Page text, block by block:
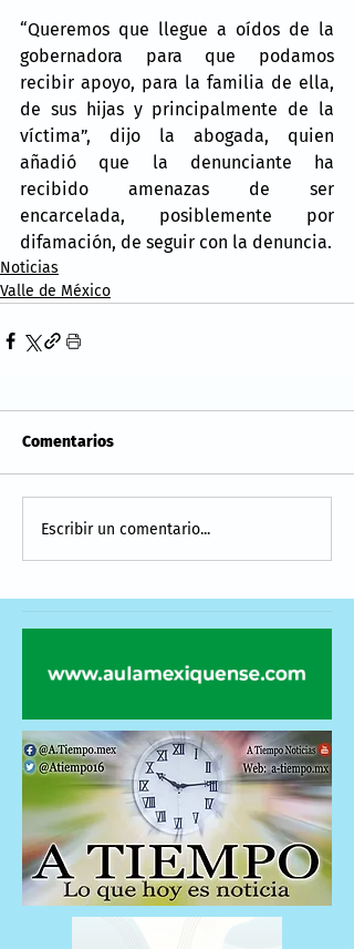
“Queremos que llegue a oídos de la
gobernadora para que podamos
recibir apoyo, para la familia de ella,
de sus hijas y principalmente de la
víctima”, dijo la abogada, quien
añadió que la denunciante ha
recibido amenazas de ser
encarcelada, posiblemente por
difamación, de seguir con la denuncia.
Noticias
Valle de México
Comentarios
Escribir un comentario...